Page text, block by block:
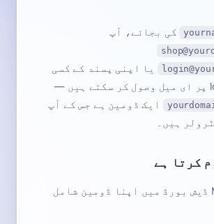
کی بجائے، آپ
یا اپنی پسند کے کسی
بھی local-part پر ای میل وصول کر سکتے ہیں —
ایک ڈومین ہے جس کے آپ
ہیں۔
کرتا ہے
آپ Mail.td Pro ڈیش بورڈ میں اپنا ڈومین شامل